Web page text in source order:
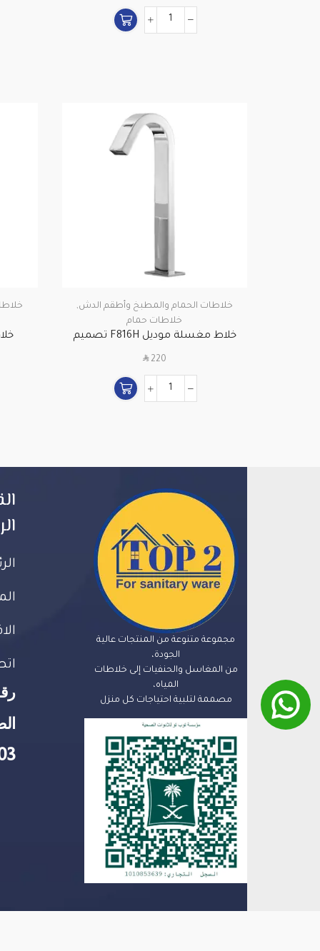
خلاطات الحمام والمطبخ وأطقم الدش,
خلاطات حمام
خلاط مغسلة موديل F816H تصميم
مودرن – كروم عالي الجودة
SAR220
مجموعة متنوعة من المنتجات عالية
الجودة،
من المغاسل والحنفيات إلى خلاطات
المياه،
مصممة لتلبية احتياجات كل منزل